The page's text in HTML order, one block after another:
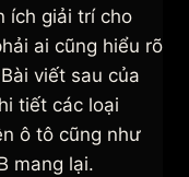
ích giải trí cho
ai cũng hiểu rõ
viết sau của
tiết các loại
ô tô cũng như
mang lại.